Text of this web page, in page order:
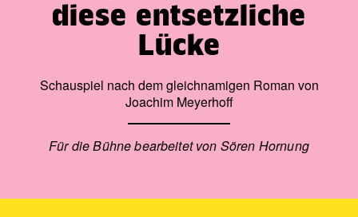
diese entsetzliche
Lücke
Schauspiel nach dem gleichnamigen Roman von
Joachim Meyerhoff
Für die Bühne bearbeitet von Sören Hornung